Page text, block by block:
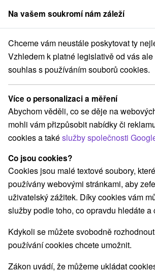
člen skupinySorger
Stredné Slovensko Žilinský kraj Klokočov
Chalupa Klokočov
Klokočov
REZERVACE A VÝBĚR
Kontaktujte přímo
Navigovat do místa
O ZAŘÍZENÍ VYBAVENÍ
Na vašem soukromí nám záleží
Chceme vám neustále poskytovat ty
Vzhledem k platné legislativě od vás
souhlas s používáním souborů cookies.
Více o personalizaci a měření
Abychom věděli, co se děje na
mohli vám přizpůsobit nabídky či
cookies a takéslužby společnosti
Co jsou cookies?
Cookies jsou malé textové soubory,
používány webovými stránkami, aby
uživatelský zážitek. Díky cookies vám
služby podle toho, co opravdu hledáte a
Kdykoli se můžete svobodně
používání cookies chcete umožnit.
Zákon uvádí, že můžeme ukládat